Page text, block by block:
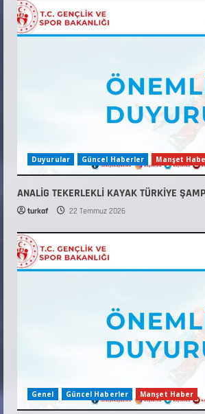
Duyurular Güncel Haberler Manşet
ANALİG TEKERLEKLİ KAYAK TÜRKİYE
turkaf 22 Temmuz 2026
Genel Güncel Haberler Manşet Haber